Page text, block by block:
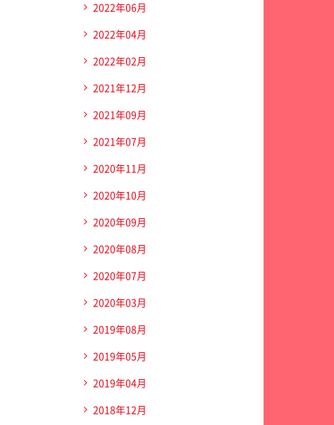
2022年06月
2022年04月
2022年02月
2021年12月
2021年09月
2021年07月
2020年11月
2020年10月
2020年09月
2020年08月
2020年07月
2020年03月
2019年08月
2019年05月
2019年04月
2018年12月